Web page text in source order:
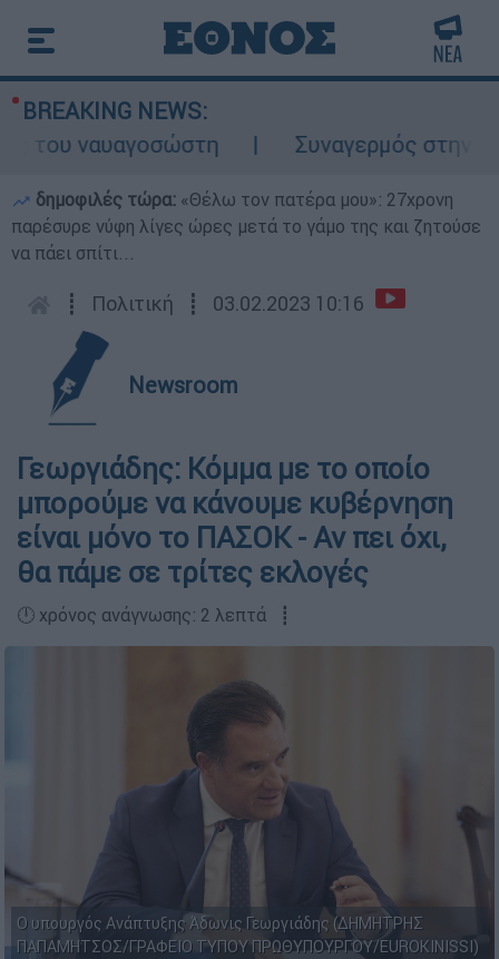
BREAKING NEWS:
ναυαγοσώστη
Συναγερμός στην
δημοφιλές τώρα: «Θέλω τον πατέρα μου»: 27χρονη
παρέσυρε νύφη λίγες ώρες μετά το γάμο της και ζητούσε
να πάει σπίτι...
┋ Πολιτική ┋ 03.02.2023 10:16
Newsroom
Γεωργιάδης: Κόμμα με το οποίο
μπορούμε να κάνουμε κυβέρνηση
είναι μόνο το ΠΑΣΟΚ - Αν πει όχι,
θα πάμε σε τρίτες εκλογές
🕛 χρόνος ανάγνωσης: 2 λεπτά ┋
Ο υπουργός Ανάπτυξης Άδωνις Γεωργιάδης (ΔΗΜΗΤΡΗΣ
ΠΑΠΑΜΗΤΣΟΣ/ΓΡΑΦΕΙΟ ΤΥΠΟΥ ΠΡΩΘΥΠΟΥΡΓΟΥ/EUROKINISSI)